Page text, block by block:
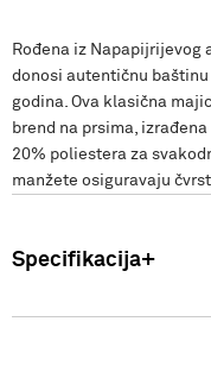
Rođena iz Napapijrijevog
donosi autentičnu
godina. Ova klasična
brend na prsima,
20% poliestera za
manžete osiguravaju
Specifikacija